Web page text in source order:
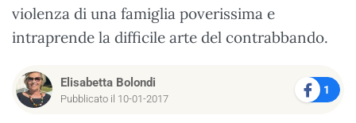
violenza di una famiglia poverissima e
intraprende la difficile arte del contrabbando.
Elisabetta Bolondi
Pubblicato il 10-01-2017
1